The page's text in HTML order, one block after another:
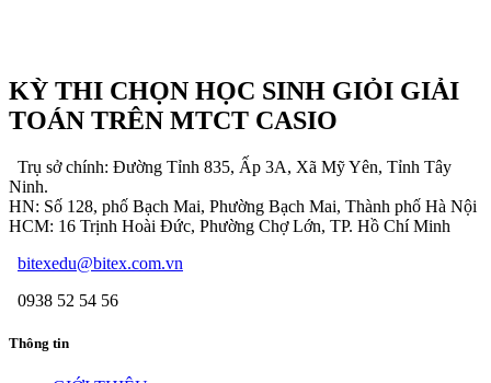
KỲ THI CHỌN HỌC SINH GIỎI GIẢI
TOÁN TRÊN MTCT CASIO
Trụ sở chính: Đường Tỉnh 835, Ấp 3A, Xã Mỹ Yên, Tỉnh Tây
Ninh.
HN: Số 128, phố Bạch Mai, Phường Bạch Mai, Thành phố Hà Nội
HCM: 16 Trịnh Hoài Đức, Phường Chợ Lớn, TP. Hồ Chí Minh
bitexedu@bitex.com.vn
0938 52 54 56
Thông tin